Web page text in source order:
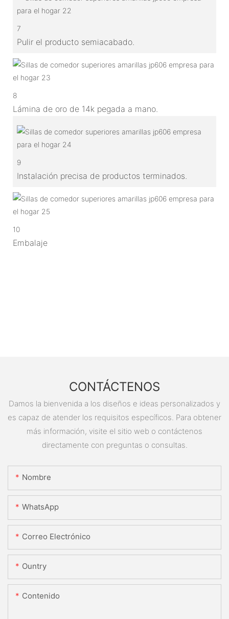
7
Pulir el producto semiacabado.
8
Lámina de oro de 14k pegada a mano.
9
Instalación precisa de productos terminados.
10
Embalaje
CONTÁCTENOS
Damos la bienvenida a los diseños e ideas personalizados y
es capaz de atender los requisitos específicos. Para obtener
más información, visite el sitio web o contáctenos
directamente con preguntas o consultas.
Nombre
WhatsApp
Correo Electrónico
Ountry
Contenido